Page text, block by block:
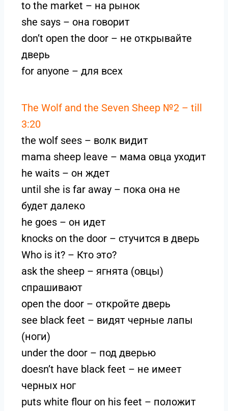
to the market – на рынок
she says – она говорит
don’t open the door – не открывайте
дверь
for anyone – для всех
The Wolf and the Seven Sheep №2 – till
3:20
the wolf sees – волк видит
mama sheep leave – мама овца уходит
he waits – он ждет
until she is far away – пока она не
будет далеко
he goes – он идет
knocks on the door – стучится в дверь
Who is it? – Кто это?
ask the sheep – ягнята (овцы)
спрашивают
open the door – откройте дверь
see black feet – видят черные лапы
(ноги)
under the door – под дверью
doesn’t have black feet – не имеет
черных ног
puts white flour on his feet – положит